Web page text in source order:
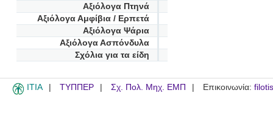
Αξιόλογα Πτηνά
Αξιόλογα Αμφίβια / Ερπετά
Αξιόλογα Ψάρια
Αξιόλογα Ασπόνδυλα
Σχόλια για τα είδη
ITIA ΤΥΠΠΕΡ Σχ. Πολ. Μηχ. ΕΜΠ Επικοινωνία: